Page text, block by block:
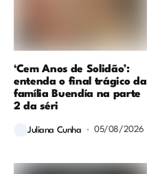
‘Cem Anos de Solidão’:
entenda o final trágico da
família Buendía na parte
2 da séri
Juliana Cunha 05/08/2026